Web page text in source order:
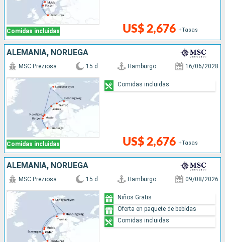
Comidas incluidas US$ 2,676 +Tasas
ALEMANIA, NORUEGA
Comidas incluidas
MSC Preziosa 15 d Hamburgo 16/06/2028
US$ 2,676 +Tasas
Comidas incluidas
ALEMANIA, NORUEGA
MSC Preziosa 15 d Hamburgo 09/08/2026
Niños Gratis
Oferta en paquete de bebidas
Comidas incluidas